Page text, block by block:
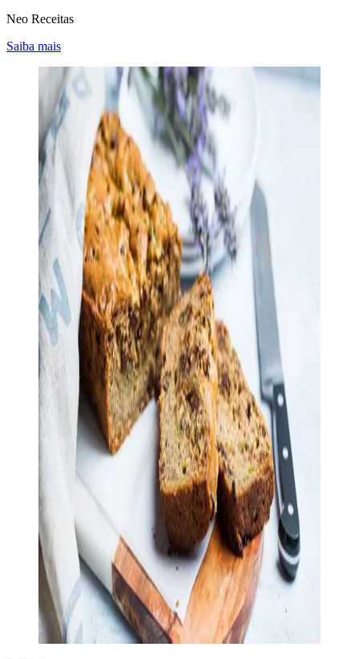
Neo Receitas
Saiba mais